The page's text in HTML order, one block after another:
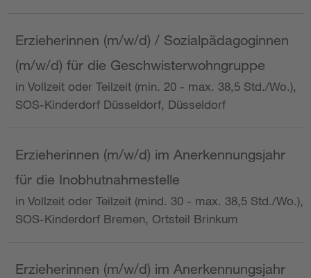
Erzieherinnen (m/w/d) / Sozialpädagoginnen
(m/w/d) für die Geschwisterwohngruppe
in Vollzeit oder Teilzeit (min. 20 - max. 38,5 Std./Wo.),
SOS-Kinderdorf Düsseldorf, Düsseldorf
Erzieherinnen (m/w/d) im Anerkennungsjahr
für die Inobhutnahmestelle
in Vollzeit oder Teilzeit (mind. 30 - max. 38,5 Std./Wo.),
SOS-Kinderdorf Bremen, Ortsteil Brinkum
Erzieherinnen (m/w/d) im Anerkennungsjahr